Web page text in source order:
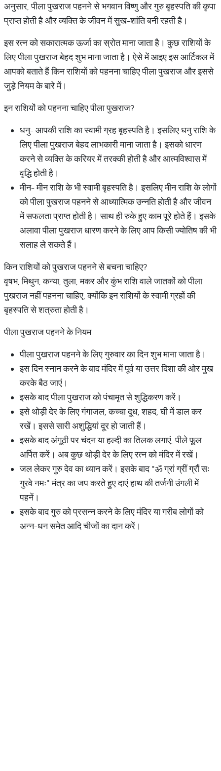
अनुसार, पीला पुखराज पहनने से भगवान विष्णु और गुरु बृहस्पति की कृपा
प्राप्त होती है और व्यक्ति के जीवन में सुख-शांति बनी रहती है।
इस रत्न को सकारात्मक ऊर्जा का स्रोत माना जाता है। कुछ राशियों के
लिए पीला पुखराज बेहद शुभ माना जाता है। ऐसे में आइए इस आर्टिकल में
आपको बताते हैं किन राशियों को पहनना चाहिए पीला पुखराज और इससे
जुड़े नियम के बारे में।
इन राशियों को पहनना चाहिए पीला पुखराज?
धनु- आपकी राशि का स्वामी ग्रह बृहस्पति है। इसलिए धनु राशि के
लिए पीला पुखराज बेहद लाभकारी माना जाता है। इसको धारण
करने से व्यक्ति के करियर में तरक्की होती है और आत्मविश्वास में
वृद्धि होती है।
मीन- मीन राशि के भी स्वामी बृहस्पति है। इसलिए मीन राशि के लोगों
को पीला पुखराज पहनने से आध्यात्मिक उन्नति होती है और जीवन
में सफलता प्राप्त होती है। साथ ही रुके हुए काम पूरे होते हैं। इसके
अलावा पीला पुखराज धारण करने के लिए आप किसी ज्योतिष की भी
सलाह ले सकते हैं।
किन राशियों को पुखराज पहनने से बचना चाहिए?
वृषभ, मिथुन, कन्या, तुला, मकर और कुंभ राशि वाले जातकों को पीला
पुखराज नहीं पहनना चाहिए, क्योंकि इन राशियों के स्वामी ग्रहों की
बृहस्पति से शत्रुता होती है।
पीला पुखराज पहनने के नियम
पीला पुखराज पहनने के लिए गुरुवार का दिन शुभ माना जाता है।
इस दिन स्नान करने के बाद मंदिर में पूर्व या उत्तर दिशा की ओर मुख
करके बैठ जाएं।
इसके बाद पीला पुखराज को पंचामृत से शुद्धिकरण करें।
इसे थोड़ी देर के लिए गंगाजल, कच्चा दूध, शहद, घी में डाल कर
रखें। इससे सारी अशुद्धियां दूर हो जाती हैं।
इसके बाद अंगूठी पर चंदन या हल्दी का तिलक लगाएं, पीले फूल
अर्पित करें। अब कुछ थोड़ी देर के लिए रत्न को मंदिर में रखें।
जल लेकर गुरु देव का ध्यान करें। इसके बाद "ॐ ग्रां ग्रीं ग्रौं सः
गुरवे नमः" मंत्र का जप करते हुए दाएं हाथ की तर्जनी उंगली में
पहनें।
इसके बाद गुरु को प्रसन्न करने के लिए मंदिर या गरीब लोगों को
अन्न-धन समेत आदि चीजों का दान करें।